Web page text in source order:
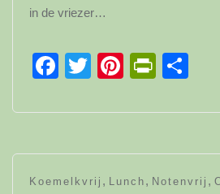
in de vriezer…
Facebook
TwitterPinterest
Koemelkvrij , Lunch , Notenvrij ,